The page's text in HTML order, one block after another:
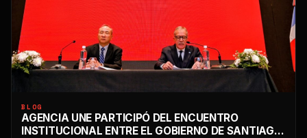
BLOG
AGENCIA UNE PARTICIPÓ DEL ENCUENTRO
INSTITUCIONAL ENTRE EL GOBIERNO DE SANTIAGO